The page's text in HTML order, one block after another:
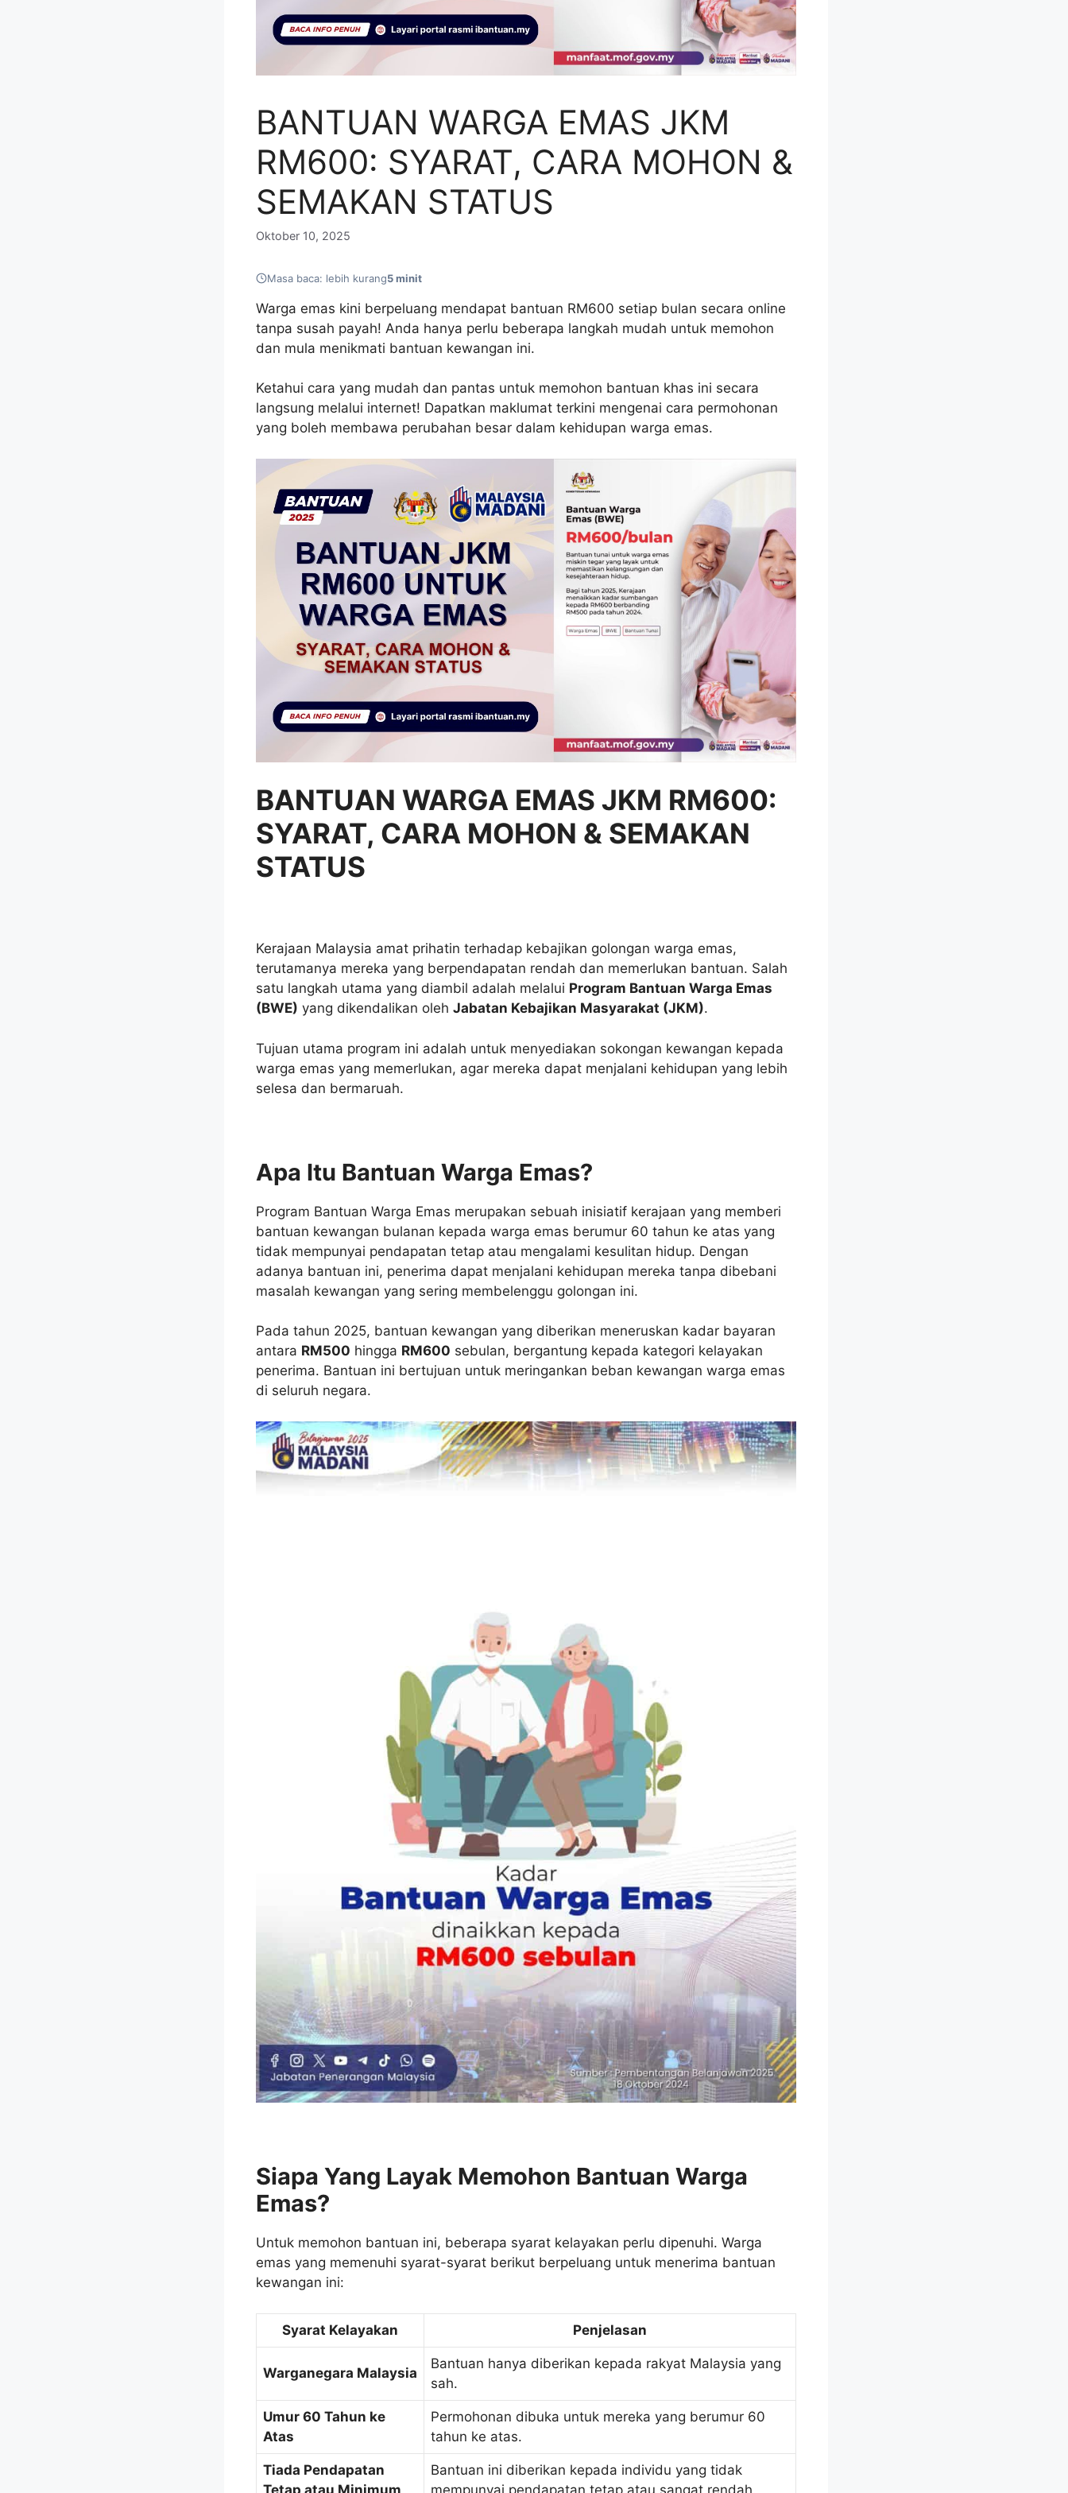
BANTUAN WARGA EMAS JKM
RM600: SYARAT, CARA MOHON &
SEMAKAN STATUS
Oktober 10, 2025
Masa baca: lebih kurang5 minit
Warga emas kini berpeluang mendapat bantuan RM600 setiap bulan secara online
tanpa susah payah! Anda hanya perlu beberapa langkah mudah untuk memohon
dan mula menikmati bantuan kewangan ini.
Ketahui cara yang mudah dan pantas untuk memohon bantuan khas ini secara
langsung melalui internet! Dapatkan maklumat terkini mengenai cara permohonan
yang boleh membawa perubahan besar dalam kehidupan warga emas.
BANTUAN WARGA EMAS JKM RM600:
SYARAT, CARA MOHON & SEMAKAN
STATUS
Kerajaan Malaysia amat prihatin terhadap kebajikan golongan warga emas,
terutamanya mereka yang berpendapatan rendah dan memerlukan bantuan. Salah
satu langkah utama yang diambil adalah melalui Program Bantuan Warga Emas
(BWE) yang dikendalikan oleh Jabatan Kebajikan Masyarakat (JKM).
Tujuan utama program ini adalah untuk menyediakan sokongan kewangan kepada
warga emas yang memerlukan, agar mereka dapat menjalani kehidupan yang lebih
selesa dan bermaruah.
Apa Itu Bantuan Warga Emas?
Program Bantuan Warga Emas merupakan sebuah inisiatif kerajaan yang memberi
bantuan kewangan bulanan kepada warga emas berumur 60 tahun ke atas yang
tidak mempunyai pendapatan tetap atau mengalami kesulitan hidup. Dengan
adanya bantuan ini, penerima dapat menjalani kehidupan mereka tanpa dibebani
masalah kewangan yang sering membelenggu golongan ini.
Pada tahun 2025, bantuan kewangan yang diberikan meneruskan kadar bayaran
antara RM500 hingga RM600 sebulan, bergantung kepada kategori kelayakan
penerima. Bantuan ini bertujuan untuk meringankan beban kewangan warga emas
di seluruh negara.
Siapa Yang Layak Memohon Bantuan Warga
Emas?
Untuk memohon bantuan ini, beberapa syarat kelayakan perlu dipenuhi. Warga
emas yang memenuhi syarat-syarat berikut berpeluang untuk menerima bantuan
kewangan ini:
Syarat Kelayakan Penjelasan
Warganegara Malaysia
Bantuan hanya diberikan kepada rakyat Malaysia yang
sah.
Umur 60 Tahun ke
Atas
Permohonan dibuka untuk mereka yang berumur 60
tahun ke atas.
Tiada Pendapatan
Tetap atau Minimum
Bantuan ini diberikan kepada individu yang tidak
mempunyai pendapatan tetap atau sangat rendah.